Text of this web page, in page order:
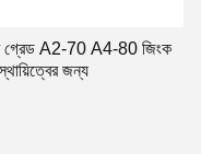
গ্রেড A2-70 A4-80 জিংক
জন্য